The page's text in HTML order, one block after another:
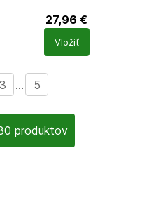
27,96 €
Počet
produktů
Vložiť
3 ... 5
produktov